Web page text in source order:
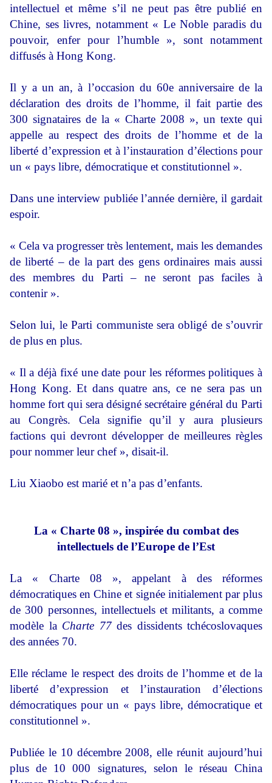
intellectuel et même s’il ne peut pas être publié en
Chine, ses livres, notamment « Le Noble paradis du
pouvoir, enfer pour l’humble », sont notamment
diffusés à Hong Kong.
Il y a un an, à l’occasion du 60e anniversaire de la
déclaration des droits de l’homme, il fait partie des
300 signataires de la « Charte 2008 », un texte qui
appelle au respect des droits de l’homme et de la
liberté d’expression et à l’instauration d’élections pour
un « pays libre, démocratique et constitutionnel ».
Dans une interview publiée l’année dernière, il gardait
espoir.
« Cela va progresser très lentement, mais les demandes
de liberté – de la part des gens ordinaires mais aussi
des membres du Parti – ne seront pas faciles à
contenir ».
Selon lui, le Parti communiste sera obligé de s’ouvrir
de plus en plus.
« Il a déjà fixé une date pour les réformes politiques à
Hong Kong. Et dans quatre ans, ce ne sera pas un
homme fort qui sera désigné secrétaire général du Parti
au Congrès. Cela signifie qu’il y aura plusieurs
factions qui devront développer de meilleures règles
pour nommer leur chef », disait-il.
Liu Xiaobo est marié et n’a pas d’enfants.
La « Charte 08 », inspirée du combat des
intellectuels de l’Europe de l’Est
La « Charte 08 », appelant à des réformes
démocratiques en Chine et signée initialement par plus
de 300 personnes, intellectuels et militants, a comme
modèle la Charte 77des dissidents tchécoslovaques
des années 70.
Elle réclame le respect des droits de l’homme et de la
liberté d’expression et l’instauration d’élections
démocratiques pour un « pays libre, démocratique et
constitutionnel ».
Publiée le 10 décembre 2008, elle réunit aujourd’hui
plus de 10 000 signatures, selon le réseau China